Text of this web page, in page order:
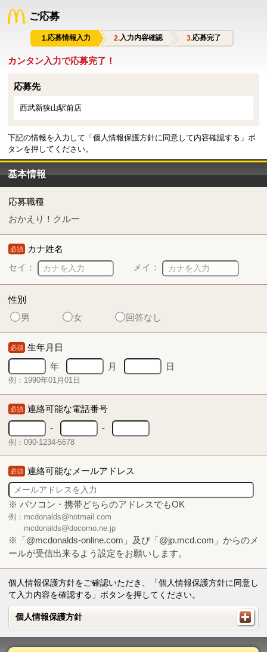
ご応募
応募情報入力 入力内容確認 応募完了
カンタン入力で応募完了！
応募先
西武新狭山駅前店
下記の情報を入力して「個人情報保護方針に同意して内容確認する」ボ
タンを押してください。
基本情報
応募職種
おかえり！クルー
必須 カナ姓名
セイ：
メイ：
性別
男
女 回答なし
必須 生年月日
年
月 日
例：1990年01月01日
必須 連絡可能な電話番号
-
-
例：090-1234-5678
必須 連絡可能なメールアドレス
※ パソコン・携帯どちらのアドレスでもOK
例：mcdonalds@hotmail.com
mcdonalds@docomo.ne.jp
※「@mcdonalds-online.com」及び「@jp.mcd.com」からのメ
ールが受信出来るよう設定をお願いします。
個人情報保護方針をご確認いただき、「個人情報保護方針に同意し
て入力内容を確認する」ボタンを押してください。
個人情報保護方針
個人情報保護方針